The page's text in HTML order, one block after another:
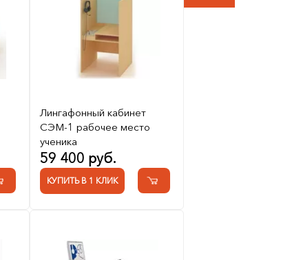
Лингафонный кабинет
СЭМ-1 рабочее место
ученика
59 400 руб.
КУПИТЬ В 1 КЛИК